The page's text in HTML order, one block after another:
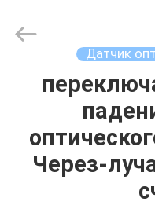
ДОМ
ПРОДУКТЫ
Copyright
Reserved.
Датчик
Через-